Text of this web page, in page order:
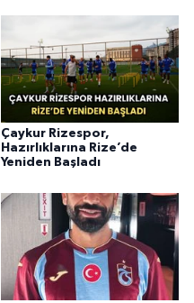
Çaykur Rizespor,
Hazırlıklarına Rize’de
Yeniden Başladı